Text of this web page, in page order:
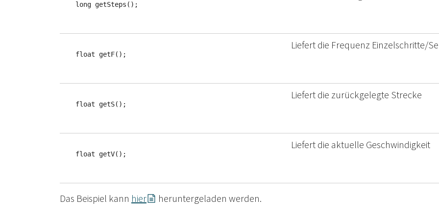
   long getSteps();
   float getF();
Liefert die Frequenz Einzelschritte/
   float getS();
Liefert die zurückgelegte Strecke
   float getV();
Liefert die aktuelle Geschwindigkeit
Das Beispiel kann hier heruntergeladen werden.